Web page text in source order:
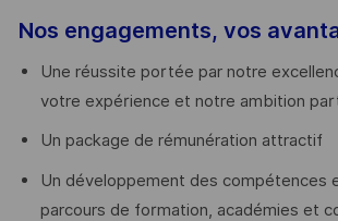
Nos engagements, vos
Une réussite portée par notre
votre expérience et notre ambition
Un package de rémunération attractif
Un développement des compétences
parcours de formation, académies et